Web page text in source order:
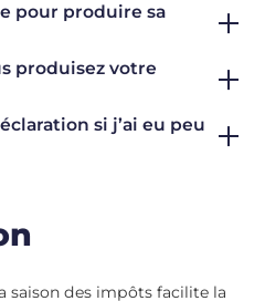
pour produire sa
produisez votre
si j’ai eu peu
saison des impôts facilite la